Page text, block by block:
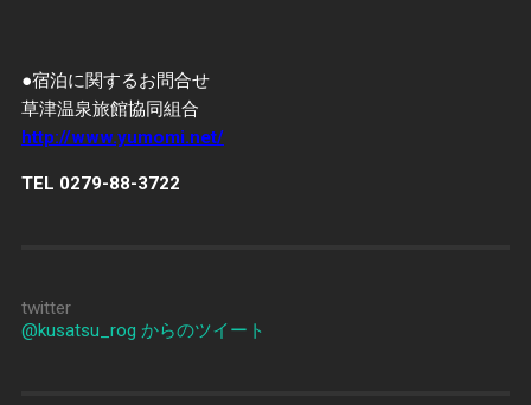
●宿泊に関するお問合せ
草津温泉旅館協同組合
http://www.yumomi.net/
TEL 0279-88-3722
twitter
@kusatsu_rog からのツイート